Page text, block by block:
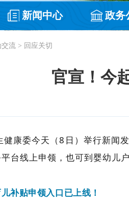
新闻中心 政务
交流 > 回应关切
官宣！今
委今天（8日）举行新闻发
台线上申领，也可到婴幼儿
补贴申领入口已上线！